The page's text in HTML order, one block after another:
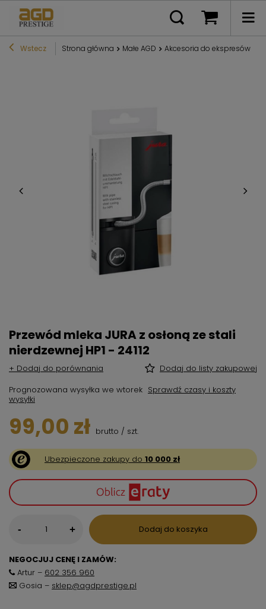
Wstecz Strona główna Małe AGD Akcesoria do ekspresów
Przewód mleka JURA z osłoną ze stali
nierdzewnej HP1 - 24112
+ Dodaj do porównania
Dodaj do listy zakupowej
Prognozowana wysyłka we wtorek Sprawdź czasy i koszty
wysyłki
99,00 zł brutto / szt.
Ubezpieczone zakupy do 10 000 zł
- + Dodaj do koszyka
NEGOCJUJ CENĘ I ZAMÓW:
Artur – 602 356 960
Gosia – sklep@agdprestige.pl